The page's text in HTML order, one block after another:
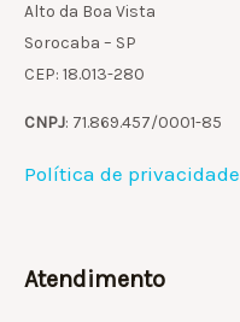
Alto da Boa Vista
Sorocaba – SP
CEP: 18.013-280
CNPJ: 71.869.457/0001-85
Política de privacidade
Atendimento